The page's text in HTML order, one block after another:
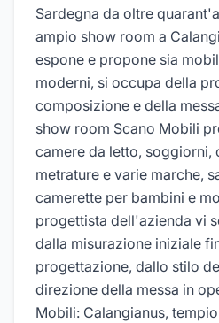
Sardegna da oltre
ampio show room a
espone e propone sia
moderni, si occupa della
composizione e della
show room Scano Mobili
camere da letto, soggiorni,
metrature e varie marche,
camerette per bambini e
progettista dell'azienda vi
dalla misurazione iniziale
progettazione, dallo stilo
direzione della messa in
Mobili: Calangianus,